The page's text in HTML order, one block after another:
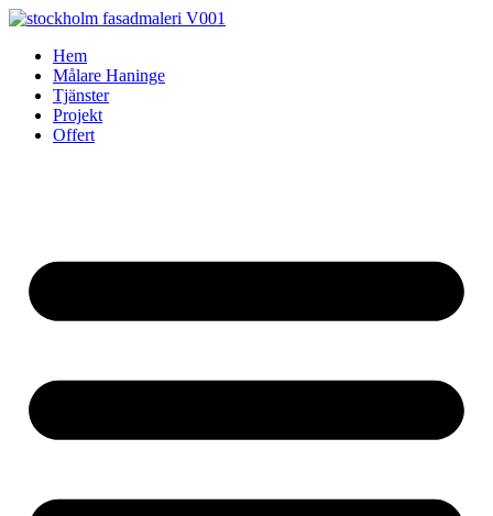
Skip
contentHem
Målare Haninge
Tjänster
Projekt
Offert